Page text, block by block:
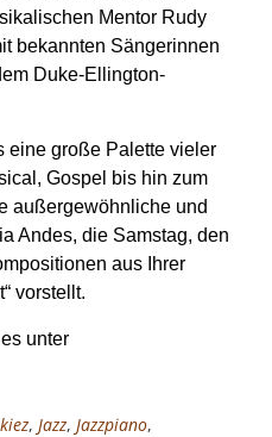
Mentor Rudy
bekannten Sängerinnen
Duke-Ellington-
eine große Palette vieler
Gospel bis hin zum
außergewöhnliche und
Andes, die Samstag, den
aus Ihrer
vorstellt.
unter
, Jazz, Jazzpiano,